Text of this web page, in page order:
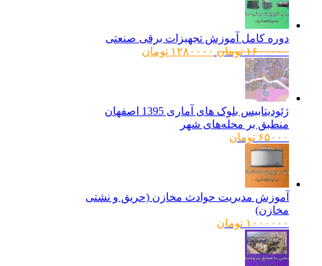
دوره کامل آموزش تجهیزات برقی صنعتی
۱۶۰۰۰۰۰ تومان قیمت
۱۲۸۰۰۰۰ تومان
ژئودیتابیس بلوک های آماری 1395 اصفهان
منطبق بر محله‌های شهر
۶۵۰۰۰ تومان
آموزش مدیریت حوادث مخازن (حریق و نشتی
مخازن)
۱۰۰۰۰۰۰ تومان